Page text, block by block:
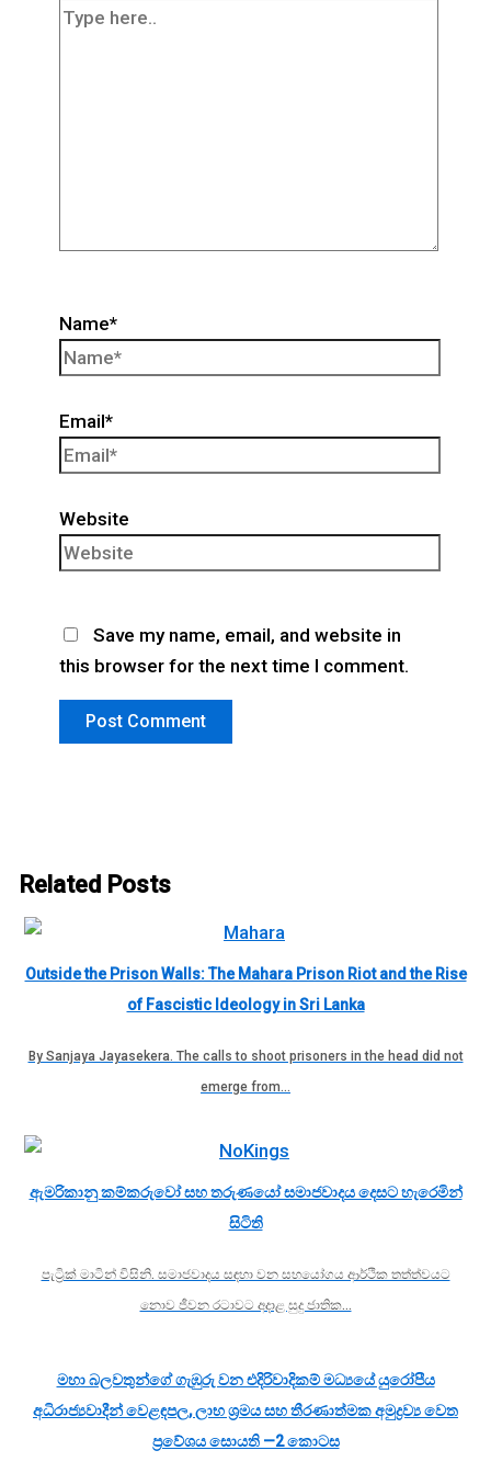
Name*
Email*
Website
Save my name, email, and website in
this browser for the next time I comment.
Related Posts
Outside the Prison Walls: The Mahara Prison Riot and the Rise
of Fascistic Ideology in Sri Lanka
By Sanjaya Jayasekera. The calls to shoot prisoners in the head did not
emerge from…
ඇමරිකානු කම්කරුවෝ සහ තරුණයෝ සමාජවාදය දෙසට හැරෙමින්
සිටිති
පැට්‍රික් මාටින් විසිනි. සමාජවාදය සඳහා වන සහයෝගය ආර්ථික තත්ත්වයට
නොව ජීවන රටාවට අදාළ සුදු ජාතික…
මහා බලවතුන්ගේ ගැඹුරු වන එදිරිවාදිකම් මධ්‍යයේ යුරෝපීය
අධිරාජ්‍යවාදීන් වෙළඳපල, ලාභ ශ්‍රමය සහ තීරණාත්මක අමුද්‍රව්‍ය වෙත
ප්‍රවේශය සොයති —2 කොටස